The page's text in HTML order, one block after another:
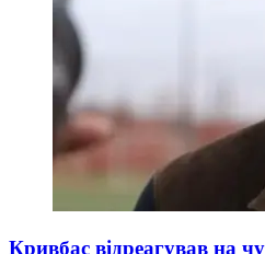
Кривбас відреагував на